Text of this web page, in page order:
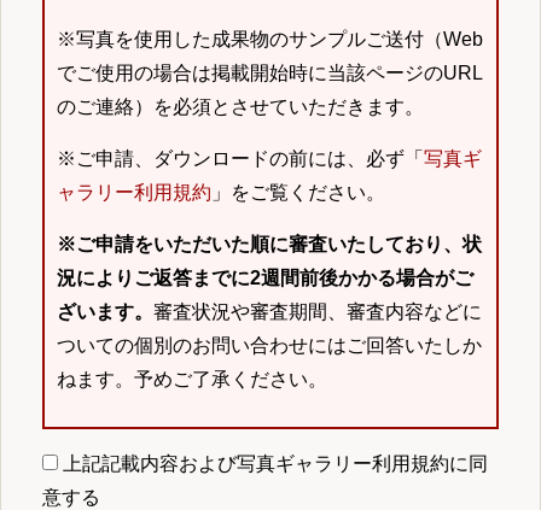
※写真を使用した成果物のサンプルご送付（Web
でご使用の場合は掲載開始時に当該ページのURL
のご連絡）を必須とさせていただきます。
※ご申請、ダウンロードの前には、必ず「 写真ギ
ャラリー利用規約 」をご覧ください。
※ご申請をいただいた順に審査いたしており、状
況によりご返答までに2週間前後かかる場合がご
ざいます。 審査状況や審査期間、審査内容などに
ついての個別のお問い合わせにはご回答いたしか
ねます。予めご了承ください。
上記記載内容および写真ギャラリー利用規約に同
意する